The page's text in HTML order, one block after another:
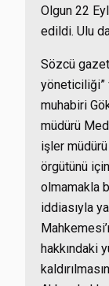
Olgun 22
edildi. Ulu
Sözcü
yöneticiliği”
muhabiri
müdürü
işler müdürü
örgütünü
olmamakla
iddiasıyla
hakkındaki